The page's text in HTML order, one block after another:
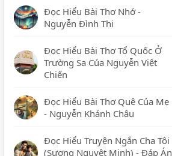
Đọc Hiểu Bài Thơ Nhớ -
Nguyễn Đình Thi
Đọc Hiểu Bài Thơ Tổ Quốc Ở
Trường Sa Của Nguyễn Việt
Chiến
Đọc Hiểu Bài Thơ Quê Của Mẹ
- Nguyễn Khánh Châu
Đọc Hiểu Truyện Ngắn Cha Tôi
(Sương Nguyệt Minh) - Đáp Án